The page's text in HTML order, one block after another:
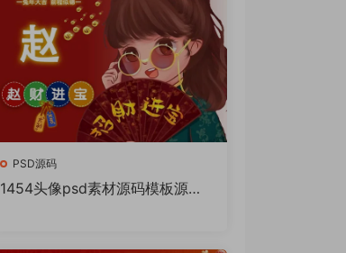
PSD源码
1454头像psd素材源码模板源文